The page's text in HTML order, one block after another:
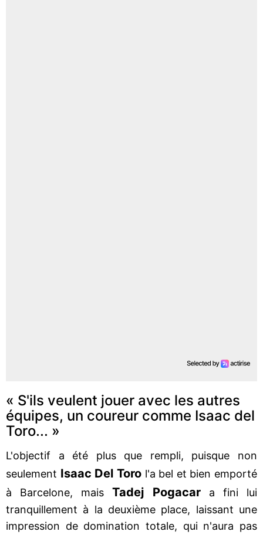
« S'ils veulent jouer avec les autres
équipes, un coureur comme Isaac del
Toro... »
L'objectif a été plus que rempli, puisque non
seulement Isaac Del Torol'a bel et bien emporté
à Barcelone, maisTadej Pogacara fini lui
tranquillement à la deuxième place, laissant une
impression de domination totale, qui n'aura pas